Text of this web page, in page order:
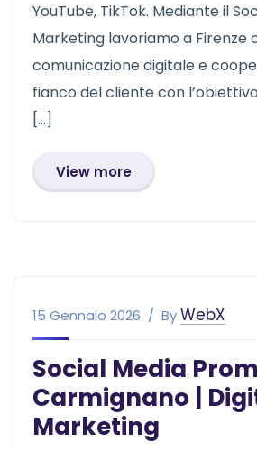
YouTube, TikTok. Mediante il
Marketing lavoriamo a Firenze
comunicazione digitale e
fianco del cliente con
[…]
View more
15 Gennaio 2026 ByWebX
Social Media
Carmignano |
Marketing